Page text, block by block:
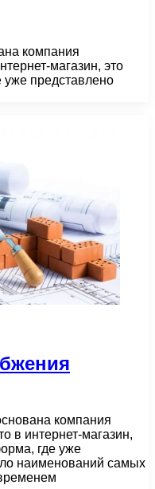
компания
магазин, это
представлено
компания
в интернет-магазин,
где уже
наименований самых